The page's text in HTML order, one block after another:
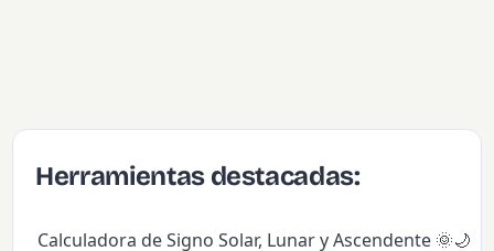
Herramientas destacadas:
Calculadora de Signo Solar, Lunar y Ascendente 🌞🌙✨